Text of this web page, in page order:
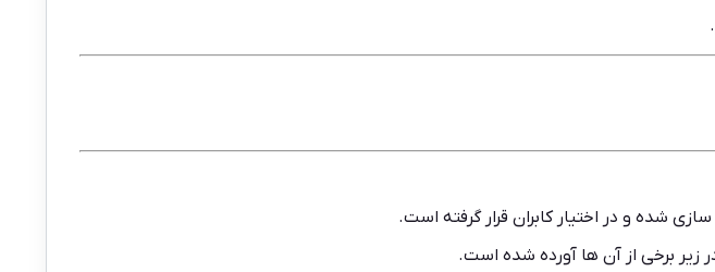
شده و در اختیار کابران قرار گرفته است.
زیر برخی از آن ها آورده شده است.